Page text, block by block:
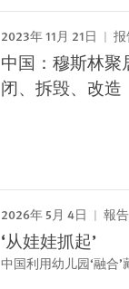
2023年 11月 21日 报
中国：穆斯林聚
闭、拆毁、改造
2026年 5月 4日 報告
‘从娃娃抓起’
中国利用幼儿园‘融合’